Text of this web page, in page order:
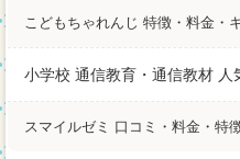
こどもちゃれんじ 特徴・料金・
小学校 通信教育・通信教材 人
スマイルゼミ 口コミ・料金・特